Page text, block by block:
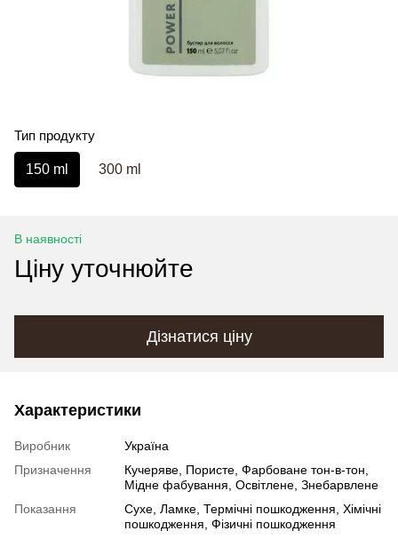
Тип продукту
150 ml 300 ml
В наявності
Ціну уточнюйте
Дізнатися ціну
Характеристики
Виробник
Україна
Призначення
Кучеряве, Пористе, Фарбоване тон-в-тон,
Мідне фабування, Освітлене, Знебарвлене
Показання
Сухе, Ламке, Термічні пошкодження, Хімічні
пошкодження, Фізичні пошкодження